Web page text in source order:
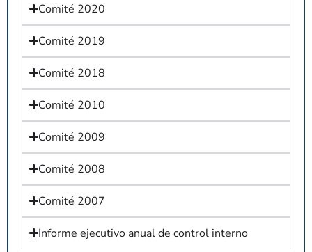
Comité 2020
Comité 2019
Comité 2018
Comité 2010
Comité 2009
Comité 2008
Comité 2007
Informe ejecutivo anual de control interno